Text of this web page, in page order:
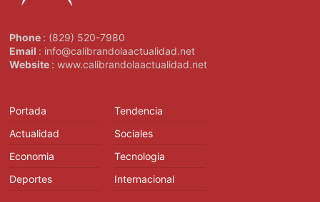
Phone : (829) 520-7980
Email : info@calibrandolaactualidad.net
Website : www.calibrandolaactualidad.net
Portada
Actualidad
Economia
Deportes
Tendencia
Sociales
Tecnologia
Internacional